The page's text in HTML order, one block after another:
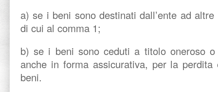
a) se i beni sono destinati dall’ente ad
di cui al comma 1;
b) se i beni sono ceduti a titolo oneroso
anche in forma assicurativa, per la
beni.